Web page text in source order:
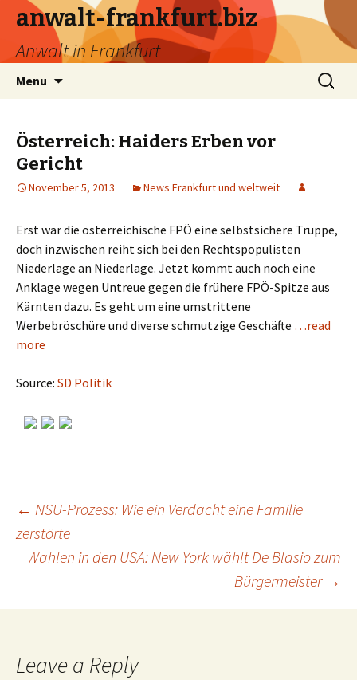
anwalt-frankfurt.biz
Anwalt in Frankfurt
Menu
Search
for:
Österreich: Haiders Erben vor
Gericht
November 5, 2013 News Frankfurt und weltweit
Erst war die österreichische FPÖ eine selbstsichere Truppe,
doch inzwischen reiht sich bei den Rechtspopulisten
Niederlage an Niederlage. Jetzt kommt auch noch eine
Anklage wegen Untreue gegen die frühere FPÖ-Spitze aus
Kärnten dazu. Es geht um eine umstrittene
Werbebröschüre und diverse schmutzige Geschäfte …read
more
Source: SD Politik
Post
navigation
← NSU-Prozess: Wie ein Verdacht eine Familie
zerstörte
Wahlen in den USA: New York wählt De Blasio zum
Bürgermeister →
Leave a Reply